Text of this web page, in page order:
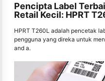
Pencipta Label
Retail Kecil: HPRT
HPRT T260L adalah pencetak
pengguna yang direka untuk
and a.